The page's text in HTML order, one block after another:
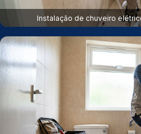
Instalação de chuveiro